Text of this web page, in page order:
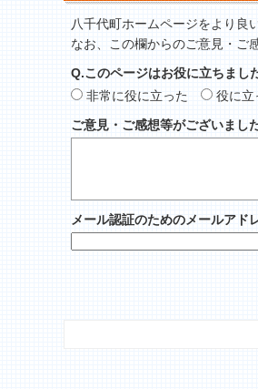
八千代町ホームページをより良
なお、この欄からのご意見・ご
Q.このページはお役に立ちまし
非常に役に立った
役に立
ご意見・ご感想等がございまし
メール認証のためのメールアド